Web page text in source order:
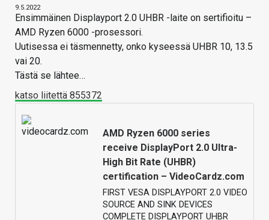
9.5.2022
Ensimmäinen Displayport 2.0 UHBR -laite on sertifioitu –
AMD Ryzen 6000 -prosessori.
Uutisessa ei täsmennetty, onko kyseessä UHBR 10, 13.5
vai 20.
Tästä se lähtee…
katso liitettä 855372
AMD Ryzen 6000 series
receive DisplayPort 2.0 Ultra-
High Bit Rate (UHBR)
certification – VideoCardz.com
FIRST VESA DISPLAYPORT 2.0 VIDEO
SOURCE AND SINK DEVICES
COMPLETE DISPLAYPORT UHBR